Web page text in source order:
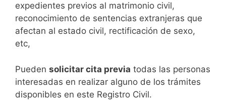
expedientes previos al matrimonio civil,
reconocimiento de sentencias extranjeras que
afectan al estado civil, rectificación de sexo,
etc,
​Pueden solicitar cita previa todas las personas
interesadas en realizar alguno de los trámites
disponibles en este Registro Civil.​